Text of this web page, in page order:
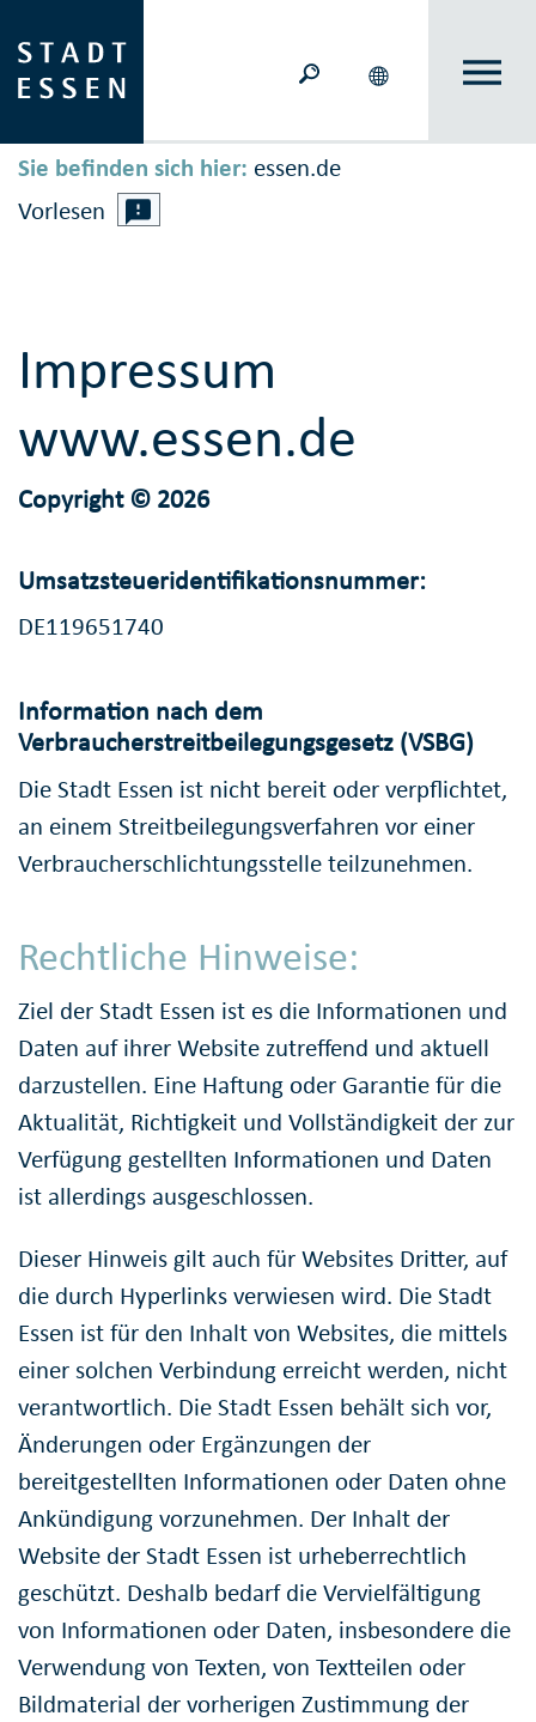
Sie befinden sich hier: essen.de
Vorlesen
Impressum
www.essen.de
Copyright © 2026
Umsatzsteueridentifikationsnummer:
DE119651740
Information nach dem
Verbraucherstreitbeilegungsgesetz (VSBG)
Die Stadt Essen ist nicht bereit oder verpflichtet,
an einem Streitbeilegungsverfahren vor einer
Verbraucherschlichtungsstelle teilzunehmen.
Rechtliche Hinweise:
Ziel der Stadt Essen ist es die Informationen und
Daten auf ihrer Website zutreffend und aktuell
darzustellen. Eine Haftung oder Garantie für die
Aktualität, Richtigkeit und Vollständigkeit der zur
Verfügung gestellten Informationen und Daten
ist allerdings ausgeschlossen.
Dieser Hinweis gilt auch für Websites Dritter, auf
die durch Hyperlinks verwiesen wird. Die Stadt
Essen ist für den Inhalt von Websites, die mittels
einer solchen Verbindung erreicht werden, nicht
verantwortlich. Die Stadt Essen behält sich vor,
Änderungen oder Ergänzungen der
bereitgestellten Informationen oder Daten ohne
Ankündigung vorzunehmen. Der Inhalt der
Website der Stadt Essen ist urheberrechtlich
geschützt. Deshalb bedarf die Vervielfältigung
von Informationen oder Daten, insbesondere die
Verwendung von Texten, von Textteilen oder
Bildmaterial der vorherigen Zustimmung der